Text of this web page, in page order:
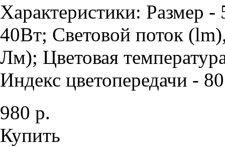
Характеристики: Размер
40Вт; Световой поток
Лм); Цветовая
Индекс цветопередачи -
980 р.
Купить